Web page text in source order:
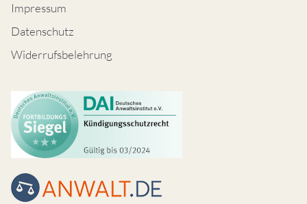
Impressum
Datenschutz
Widerrufsbelehrung